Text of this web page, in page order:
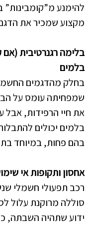
להימנע
מקצוע שמכיר את
בלימה רגנרטיבית
בלמים
בחלק מהדגמים
שמפחיתה עומס על
את חיי הרפידות, אבל
בלמים יכולים
בהם פחות, במיוחד
אחסון ותקופות אי
רכב תפעולי חשמלי
סוללה מרוקנת עלול
ידוע שתהיה השבתה,